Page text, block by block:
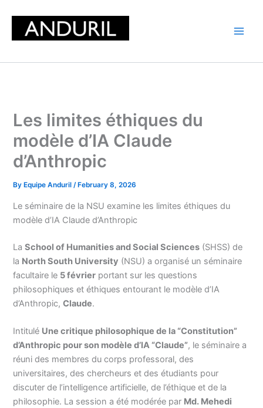
content
Les limites éthiques du
modèle d’IA Claude
d’Anthropic
By Equipe Anduril/ February 8, 2026
Le séminaire de la NSU examine les limites éthiques du
modèle d’IA Claude d’Anthropic
LaSchool of Humanities and Social Sciences (SHSS) de
la North South University (NSU) a organisé un séminaire
facultaire le 5 février portant sur les questions
philosophiques et éthiques entourant le modèle d’IA
d’Anthropic,Claude.
Intitulé Une critique philosophique de la “Constitution”
d’Anthropic pour son modèle d’IA “Claude”, le séminaire a
réuni des membres du corps professoral, des
universitaires, des chercheurs et des étudiants pour
discuter de l’intelligence artificielle, de l’éthique et de la
philosophie. La session a été modérée par Md. Mehedi